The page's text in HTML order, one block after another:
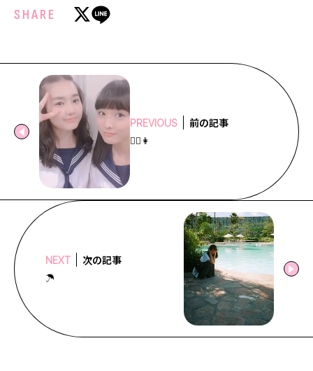
SHARE
PREVIOUS 前の記事
👩‍❤️️‍👩
NEXT 次の記事
☂